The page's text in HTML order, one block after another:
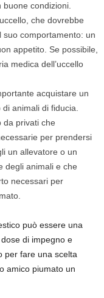
condizioni.
che dovrebbe
suo comportamento: un
appetito. Se possibile,
medica dell’uccello
acquistare un
animali di fiducia.
da privati ​​che
per prendersi
un allevatore o un
degli animali e che
necessari per
può essere una
dose di impegno e
per fare una scelta
amico piumato un